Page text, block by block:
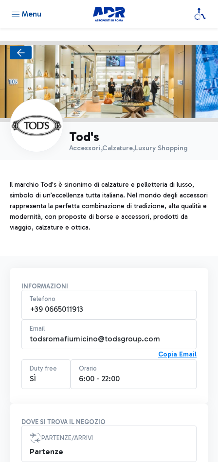
Menu
Tod's
Accessori,Calzature,Luxury Shopping
Il marchio Tod's è sinonimo di calzature e pelletteria di lusso,
simbolo di un’eccellenza tutta italiana. Nel mondo degli accessori
rappresenta la perfetta combinazione di tradizione, alta qualità e
modernità, con proposte di borse e accessori, prodotti da
viaggio, calzature e ottica.
INFORMAZIONI
Telefono
+39 0665011913
Email
todsromafiumicino@todsgroup.com
Copia Email
Duty free
SÌ
Orario
6:00 - 22:00
DOVE SI TROVA IL NEGOZIO
PARTENZE/ARRIVI
Partenze